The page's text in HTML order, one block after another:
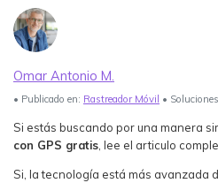
Guías Prácticas
Ver Más >
Guía del Usuario
Ver Más >
search
Omar Antonio M.
• Publicado en: Rastreador Móvil •
Si estás buscando por una manera
con GPS gratis, lee el articulo
Si, la tecnología está más avanzada